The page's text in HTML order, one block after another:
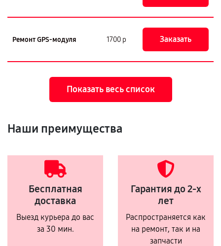
Ремонт GPS-модуля 1700 р Заказать
Показать весь список
Наши преимущества
Бесплатная
доставка
Выезд курьера до вас
за 30 мин.
Гарантия до 2-х
лет
Распространяется как
на ремонт, так и на
запчасти